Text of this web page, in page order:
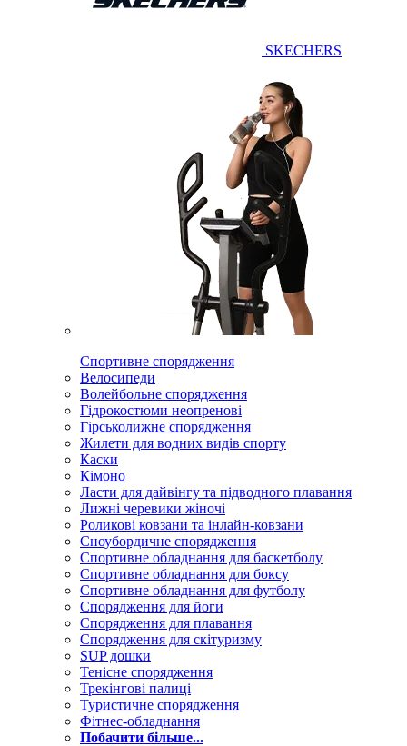
SKECHERS
Спортивне спорядження
Велосипеди
Волейбольне спорядження
Гідрокостюми неопренові
Гірськолижне спорядження
Жилети для водних видів спорту
Каски
Кімоно
Ласти для дайвінгу та підводного плавання
Лижні черевики жіночі
Роликові ковзани та інлайн-ковзани
Сноубордичне спорядження
Спортивне обладнання для баскетболу
Спортивне обладнання для боксу
Спортивне обладнання для футболу
Спорядження для йоги
Спорядження для плавання
Спорядження для скітуризму
SUP дошки
Тенісне спорядження
Трекінгові палиці
Туристичне спорядження
Фітнес-обладнання
Побачити більше...